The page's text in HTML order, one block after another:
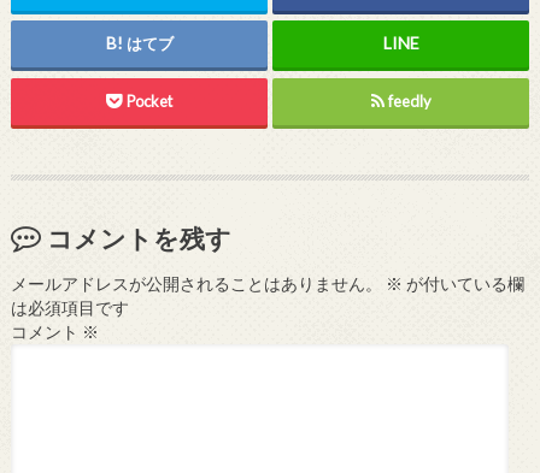
はてブ
Pocket feedly
コメントを残す
メールアドレスが公開されることはありません。 ※ が付いている欄
は必須項目です
コメント ※